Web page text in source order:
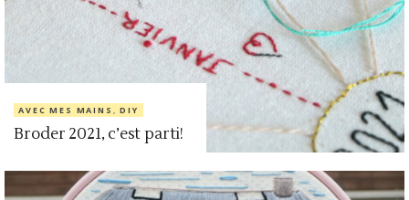
AVEC MES MAINS ,DIY
Broder 2021, c’est parti!